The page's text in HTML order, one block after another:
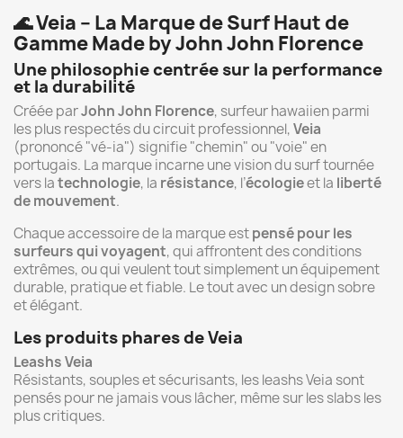
🌊Veia – La Marque de Surf Haut de
Gamme Made by John John Florence
Une philosophie centrée sur la performance
et la durabilité
Créée parJohn John Florence, surfeur hawaiien parmi
les plus respectés du circuit professionnel,Veia
(prononcé "vé-ia") signifie "chemin" ou "voie" en
portugais. La marque incarne une vision du surf tournée
vers latechnologie, la résistance, l’écologieet la liberté
de mouvement.
Chaque accessoire de la marque estpensé pour les
surfeurs qui voyagent, qui affrontent des conditions
extrêmes, ou qui veulent tout simplement un équipement
durable, pratique et fiable. Le tout avec un design sobre
et élégant.
Les produits phares de Veia
Leashs Veia
Résistants, souples et sécurisants, les leashs Veia sont
pensés pour ne jamais vous lâcher, même sur les slabs les
plus critiques.